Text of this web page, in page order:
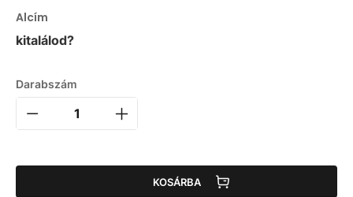
Alcím
kitalálod?
Darabszám
KOSÁRBA